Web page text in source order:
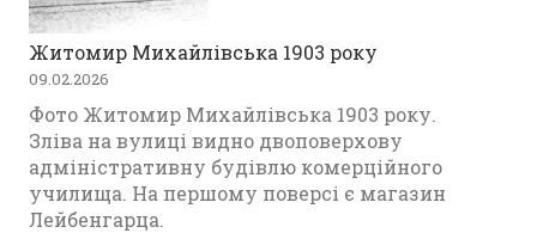
Житомир Михайлівська 1903 року
09.02.2026
Фото Житомир Михайлівська 1903 року.
Зліва на вулиці видно двоповерхову
адміністративну будівлю комерційного
училища. На першому поверсі є магазин
Лейбенгарца.